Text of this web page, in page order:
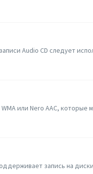
Audio CD следует
или Nero AAC, которые
запись на диски